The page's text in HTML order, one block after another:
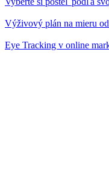
Výživový plán na mieru
Eye Tracking v online